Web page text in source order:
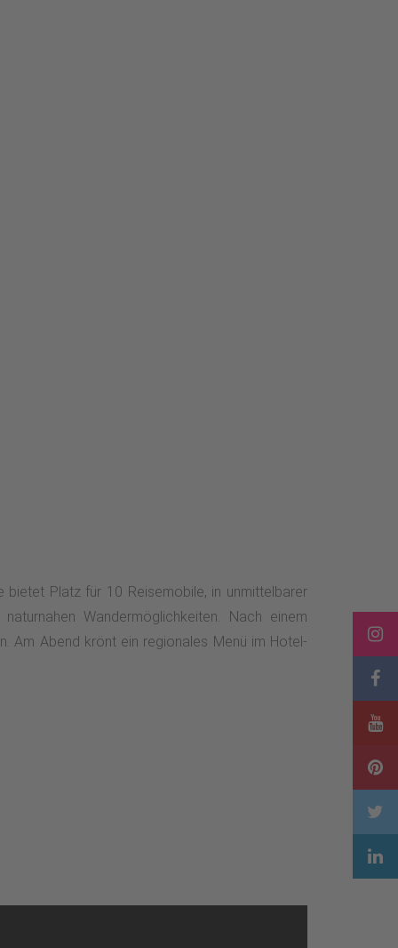
bietet Platz für 10 Reisemobile, in unmittelbarer
Wandermöglichkeiten. Nach einem
Am Abend krönt ein regionales Menü im Hotel-